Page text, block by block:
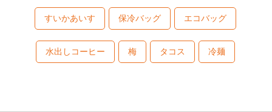
すいかあいす 保冷バッグ エコバッグ
水出しコーヒー 梅 タコス 冷麺